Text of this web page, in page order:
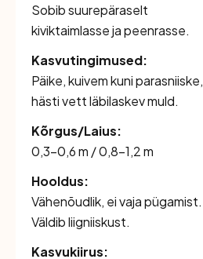
Sobib suurepäraselt
kiviktaimlasse ja peenrasse.
Kasvutingimused:
Päike, kuivem kuni parasniiske,
hästi vett läbilaskev muld.
Kõrgus/Laius:
0,3–0,6 m / 0,8–1,2 m
Hooldus:
Vähenõudlik, ei vaja pügamist.
Väldib liigniiskust.
Kasvukiirus: